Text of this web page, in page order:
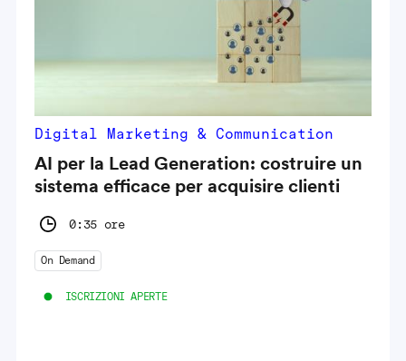
Digital Marketing & Communication
AI per la Lead Generation: costruire un
sistema efficace per acquisire clienti
0:35 ore
On Demand
ISCRIZIONI APERTE